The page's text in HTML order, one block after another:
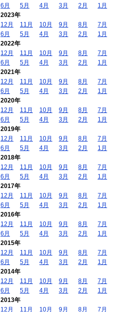
6月
5月 4月 3月 2月
1月
2023年
12月
11月 10月 9月 8月
7月
6月
5月 4月 3月 2月
1月
2022年
12月
11月 10月 9月 8月
7月
6月
5月 4月 3月 2月
1月
2021年
12月
11月 10月 9月 8月
7月
6月
5月 4月 3月 2月
1月
2020年
12月
11月 10月 9月 8月
7月
6月
5月 4月 3月 2月
1月
2019年
12月
11月 10月 9月 8月
7月
6月
5月 4月 3月 2月
1月
2018年
12月
11月 10月 9月 8月
7月
6月
5月 4月 3月 2月
1月
2017年
12月
11月 10月 9月 8月
7月
6月
5月 4月 3月 2月
1月
2016年
12月
11月 10月 9月 8月
7月
6月
5月 4月 3月 2月
1月
2015年
12月
11月 10月 9月 8月
7月
6月
5月 4月 3月 2月
1月
2014年
12月
11月 10月 9月 8月
7月
6月
5月 4月 3月 2月
1月
2013年
12月
11月 10月 9月 8月 7月